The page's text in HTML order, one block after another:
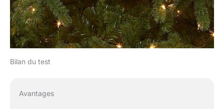
Bilan du test
Avantages